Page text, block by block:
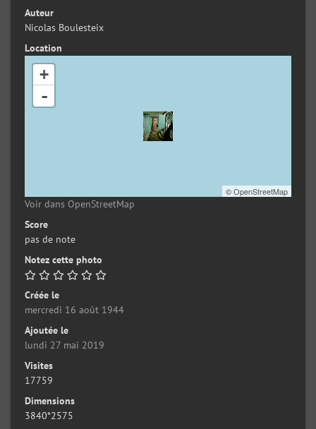
Auteur
Nicolas Boulesteix
Location
+
-
©OpenStreetMap
Voir dans OpenStreetMap
Score
pas de note
Notez cette photo
Créée le
mercredi 16 août 1944
Ajoutée le
lundi 27 mai 2019
Visites
17759
Dimensions
3840*2575